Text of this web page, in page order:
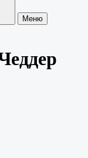
Меню